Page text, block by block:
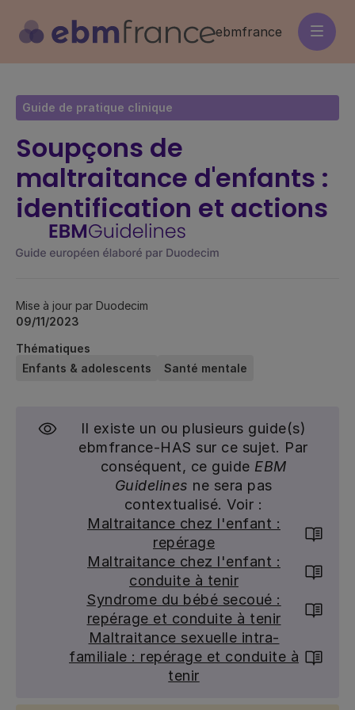
contenu
principal
ebmfrance
Guide de pratique clinique
Soupçons de
maltraitance d'enfants :
identification et actions
Mise à jour par Duodecim
09/11/2023
Thématiques
Enfants & adolescents
Santé mentale
Il existe un ou plusieurs guide(s)
ebmfrance-HAS sur ce sujet. Par
conséquent, ce guide EBM
Guidelines ne sera pas
contextualisé. Voir :
Maltraitance chez l'enfant :
repérage
Maltraitance chez l'enfant :
conduite à tenir
Syndrome du bébé secoué :
repérage et conduite à tenir
Maltraitance sexuelle intra-
familiale : repérage et conduite à
tenir